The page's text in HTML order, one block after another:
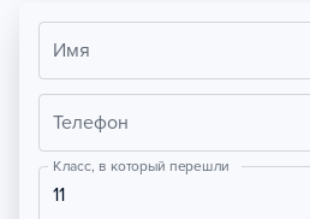
Имя
Телефон
Класс, в который перешли
11